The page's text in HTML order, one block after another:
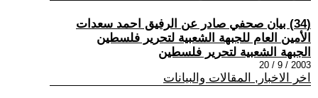
(34) بيان صحفي صادر عن الرفيق احمد سعدات
الأمين العام للجبهة الشعبية لتحرير فلسطين
الجبهة الشعبية لتحرير فلسطين
2003 / 9 / 20
اخر الاخبار, المقالات والبيانات